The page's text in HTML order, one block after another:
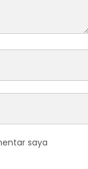
saya